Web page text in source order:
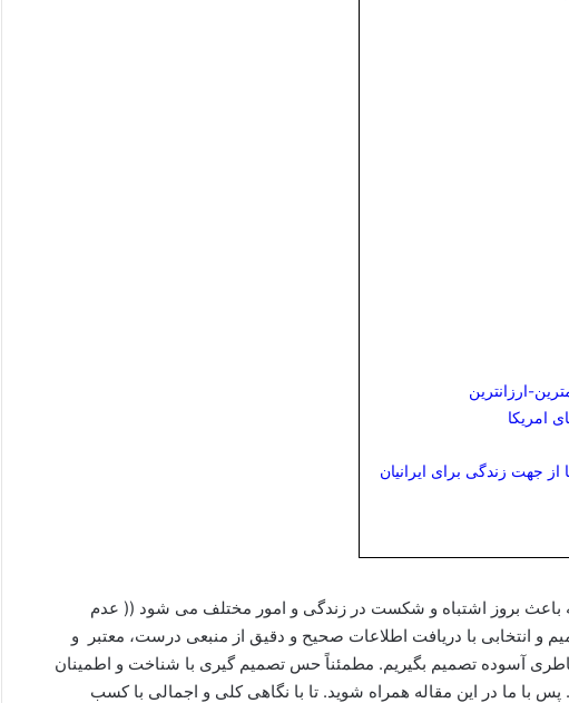
ارزانترین
امریکا
از جهت زندگی برای ایرانیان
باعث بروز اشتباه و شکست در زندگی و امور مختلف می شود (( عدم
انتخابی با دریافت اطلاعات صحیح و دقیق از منبعی درست، معتبر و
آسوده تصمیم بگیریم. مطمئناً حس تصمیم گیری با شناخت و اطمینان
پس با ما در این مقاله همراه شوید. تا با نگاهی کلی و اجمالی با کسب